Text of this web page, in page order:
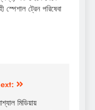
স্পেশাল ট্রেন পরিষেবা
মিডিয়ায়